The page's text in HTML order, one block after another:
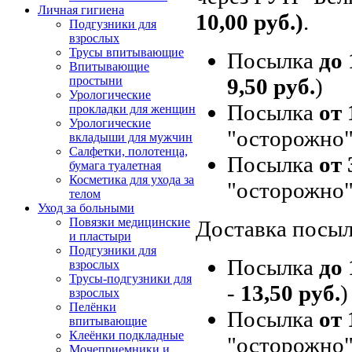
Личная гигиена
Подгузники для
взрослых
Трусы впитывающие
Впитывающие
простыни
Урологические
прокладки для женщин
Урологические
вкладыши для мужчин
Салфетки, полотенца,
бумага туалетная
Косметика для ухода за
телом
Уход за больными
Повязки медицинские
и пластыри
Подгузники для
взрослых
Трусы-подгузники для
взрослых
Пелёнки
впитывающие
Клеёнки подкладные
Мочеприемники и
10,00 руб.).
Посылка до
9,50 руб.)
Посылка от
Посылка от
Доставка
Посылка до
- 13,50 руб.)
Посылка от